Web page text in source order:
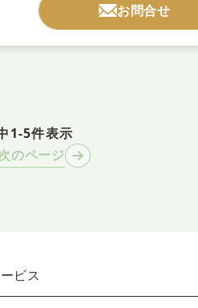
お問合せ
1-5件表示
のページ
ビス